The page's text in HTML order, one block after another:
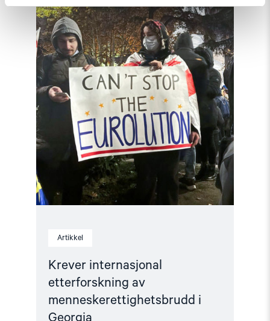
Artikkel
Krever internasjonal
etterforskning av
menneskerettighetsbrudd i
Georgia
etterforskning
av
menneskerettighetsbrudd
i
Georgia"